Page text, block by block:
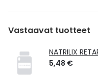
Vastaavat tuotteet
NATRILIX
5,48 €